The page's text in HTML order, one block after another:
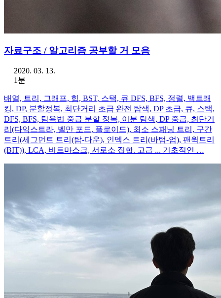
자료구조 / 알고리즘 공부할 거 모음
2020. 03. 13.
1분
배열, 트리, 그래프, 힙, BST, 스택, 큐 DFS, BFS, 정렬, 백트래
킹, DP, 분할정복, 최단거리 초급 완전 탐색, DP 초급, 큐, 스택,
DFS, BFS, 탐욕법 중급 분할 정복, 이분 탐색, DP 중급, 최단거
리(다익스트라, 벨만 포드, 플로이드), 최소 스패닝 트리, 구간
트리(세그먼트 트리(탑-다운), 인덱스 트리(바텀-업), 팬윅트리
(BIT)), LCA, 비트마스크, 서로소 집합. 고급 ... 기초적인 …